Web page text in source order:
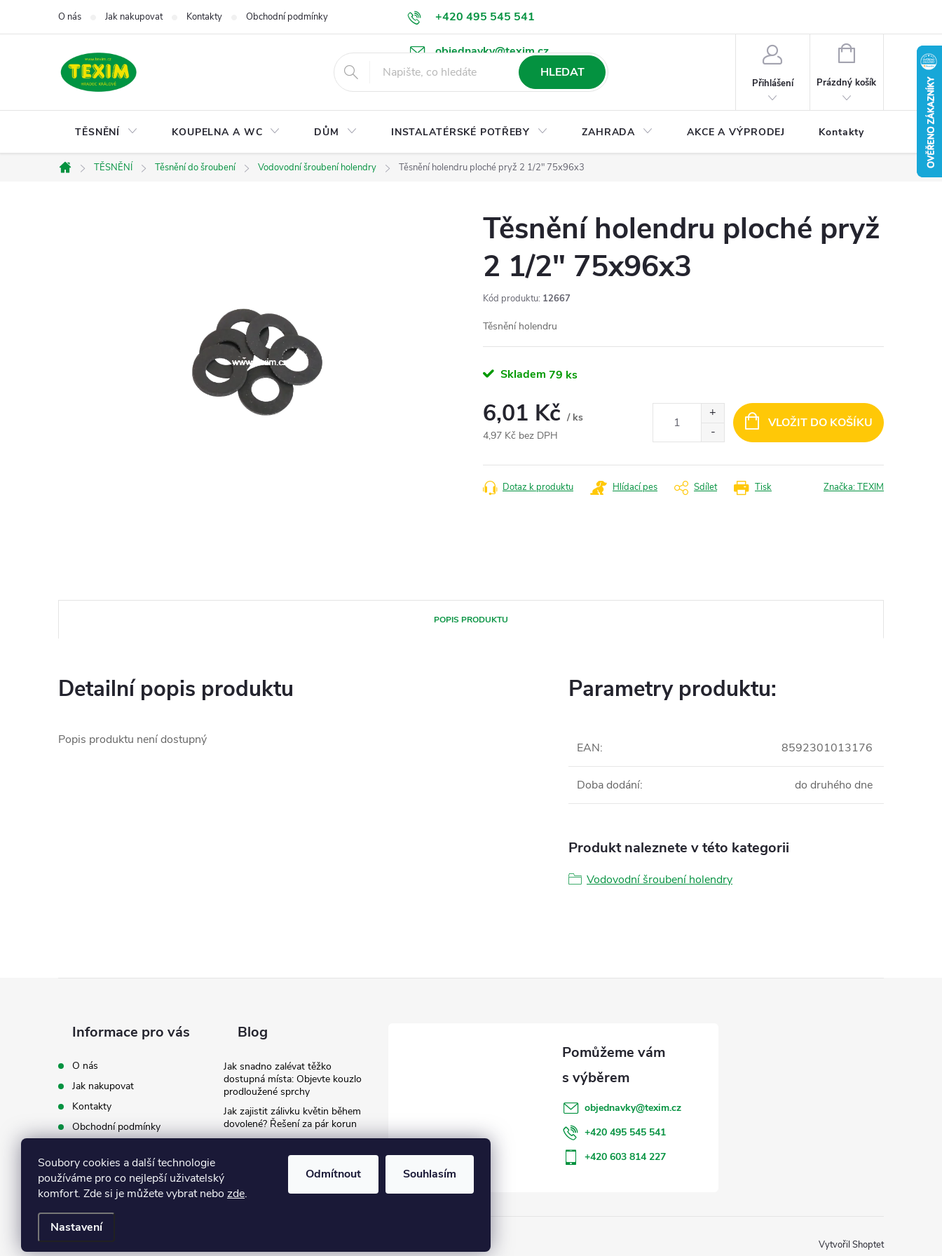
Soubory cookies a další technologie
používáme pro co nejlepší uživatelský
komfort. Zde si je můžete vybrat nebo zde.
Nastavení
Odmítnout Souhlasím
+420 495 545 541
objednavky@texim.cz
O nás Jak nakupovat Kontakty Obchodní podmínky Podmínky ochrany osobních údajů Ke stažení
HLEDAT
Přihlášení
NÁKUPNÍ
Prázdný košík
TĚSNĚNÍ KOUPELNA A WC DŮM INSTALATÉRSKÉ POTŘEBY ZAHRADA AKCE A VÝPRODEJ Kontakty
Domů
TĚSNĚNÍ Těsnění do šroubení Vodovodní šroubení holendry Těsnění holendru ploché pryž 2 1/2" 75x96x3
Těsnění holendru ploché pryž
2 1/2" 75x96x3
Kód produktu: 12667
Těsnění holendru
Skladem 79 ks
6,01 Kč / ks
4,97 Kč bez DPH
cena:
VLOŽIT DO KOŠÍKU
Tisk
Dotaz k produktu Hlídací pes Sdílet Značka:TEXIM
POPIS PRODUKTU
Detailní popis produktu
Popis produktu není dostupný
Parametry produktu:
EAN: 8592301013176
Doba dodání: do druhého dne
Produkt naleznete v této kategorii
Vodovodní šroubení holendry
Informace pro vás
O nás
Jak nakupovat
Kontakty
Obchodní podmínky
údajů
Ke stažení
Blog
Jak snadno zalévat těžko
dostupná místa: Objevte kouzlo
prodloužené sprchy
Jak zajistit zálivku květin během
dovolené? Řešení za pár korun
záda při zalévání
objednavky@texim.cz
+420 495 545 541
+420 603 814 227
Vytvořil Shoptet